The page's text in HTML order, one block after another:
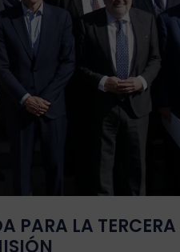
PARA LA TERCERA